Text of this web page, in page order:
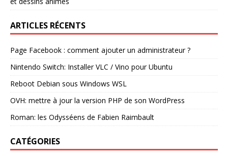
ARTICLES RÉCENTS
Page Facebook : comment ajouter un administrateur ?
Nintendo Switch: Installer VLC / Vino pour Ubuntu
Reboot Debian sous Windows WSL
OVH: mettre à jour la version PHP de son WordPress
Roman: les Odysséens de Fabien Raimbault
CATÉGORIES